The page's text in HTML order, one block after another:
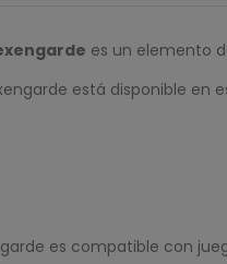
es un elemento
está disponible en
es compatible con